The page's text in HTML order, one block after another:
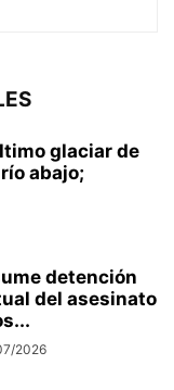
glaciar de
abajo;
detención
del asesinato
2026